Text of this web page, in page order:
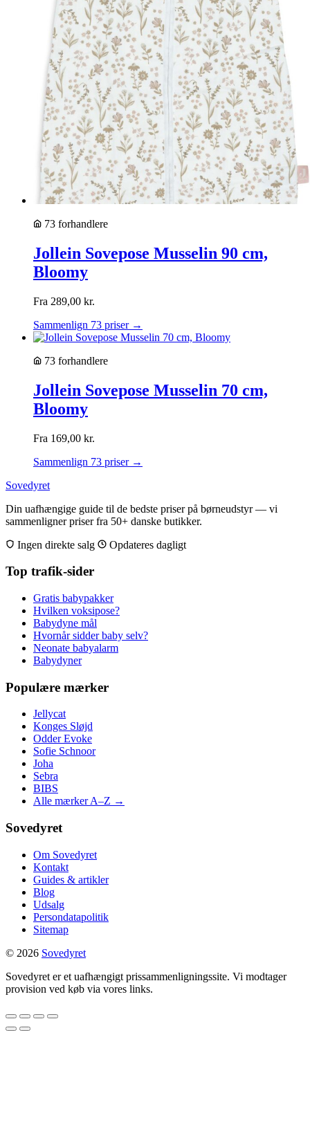
73 forhandlere
Jollein Sovepose Musselin 90 cm,
Bloomy
Fra 289,00 kr.
Sammenlign 73 priser →
73 forhandlere
Jollein Sovepose Musselin 70 cm,
Bloomy
Fra 169,00 kr.
Sammenlign 73 priser →
Sovedyret
Din uafhængige guide til de bedste priser på børneudstyr — vi
sammenligner priser fra 50+ danske butikker.
Ingen direkte salg
Opdateres dagligt
Top trafik-sider
Gratis babypakker
Hvilken voksipose?
Babydyne mål
Hvornår sidder baby selv?
Neonate babyalarm
Babydyner
Populære mærker
Jellycat
Konges Sløjd
Odder Evoke
Sofie Schnoor
Joha
Sebra
BIBS
Alle mærker A–Z →
Sovedyret
Om Sovedyret
Kontakt
Guides & artikler
Blog
Udsalg
Persondatapolitik
Sitemap
© 2026 Sovedyret
Sovedyret er et uafhængigt prissammenligningssite. Vi modtager
provision ved køb via vores links.